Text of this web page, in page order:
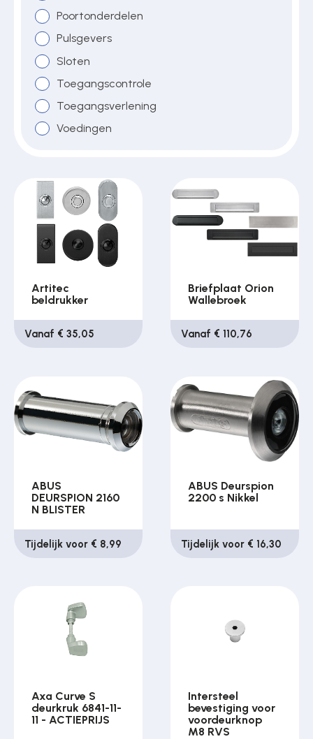
Poortonderdelen
Pulsgevers
Sloten
Toegangscontrole
Toegangsverlening
Voedingen
Artitec
beldrukker
Vanaf € 35,05
Briefplaat Orion
Wallebroek
Vanaf € 110,76
ABUS
DEURSPION 2160
N BLISTER
Tijdelijk voor € 8,99
ABUS Deurspion
2200 s Nikkel
Tijdelijk voor € 16,30
Axa Curve S
deurkruk 6841-11-
11 - ACTIEPRIJS
Intersteel
bevestiging voor
voordeurknop
M8 RVS